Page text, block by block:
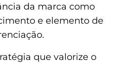
da marca como
e elemento de
que valorize o